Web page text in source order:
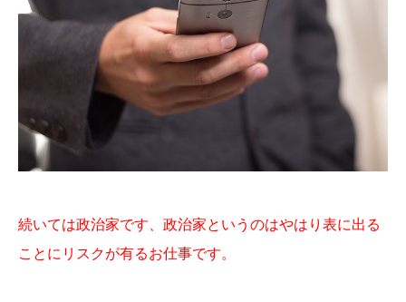
続いては政治家です、政治家というのはやはり表に出る
ことにリスクが有るお仕事です。